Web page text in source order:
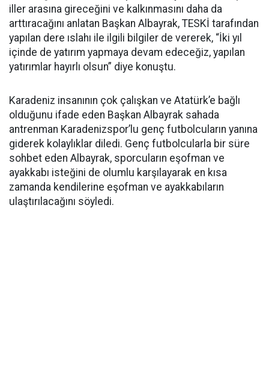
iller arasına gireceğini ve kalkınmasını daha da
arttıracağını anlatan Başkan Albayrak, TESKİ tarafından
yapılan dere ıslahı ile ilgili bilgiler de vererek, “İki yıl
içinde de yatırım yapmaya devam edeceğiz, yapılan
yatırımlar hayırlı olsun” diye konuştu.
Karadeniz insanının çok çalışkan ve Atatürk’e bağlı
olduğunu ifade eden Başkan Albayrak sahada
antrenman Karadenizspor’lu genç futbolcuların yanına
giderek kolaylıklar diledi. Genç futbolcularla bir süre
sohbet eden Albayrak, sporcuların eşofman ve
ayakkabı isteğini de olumlu karşılayarak en kısa
zamanda kendilerine eşofman ve ayakkabıların
ulaştırılacağını söyledi.